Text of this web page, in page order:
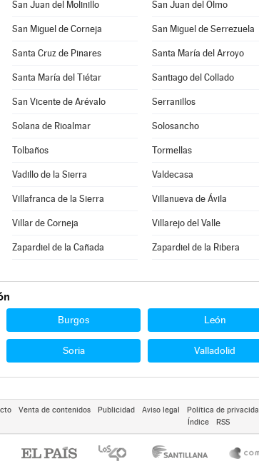
San Juan del Molinillo San Juan del Olmo
San Miguel de Corneja San Miguel de Serrezuela
Santa Cruz de Pinares Santa María del Arroyo
Santa María del Tiétar Santiago del Collado
San Vicente de Arévalo Serranillos
Solana de Rioalmar Solosancho
Tolbaños Tormellas
Vadillo de la Sierra Valdecasa
Villafranca de la Sierra Villanueva de Ávila
Villar de Corneja Villarejo del Valle
Zapardiel de la Cañada Zapardiel de la Ribera
Burgos León
Soria Valladolid
Venta de contenidos Publicidad Aviso legal Política de
Índice
RSS